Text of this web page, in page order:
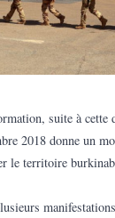
suite à
2018 donne un
le territoire